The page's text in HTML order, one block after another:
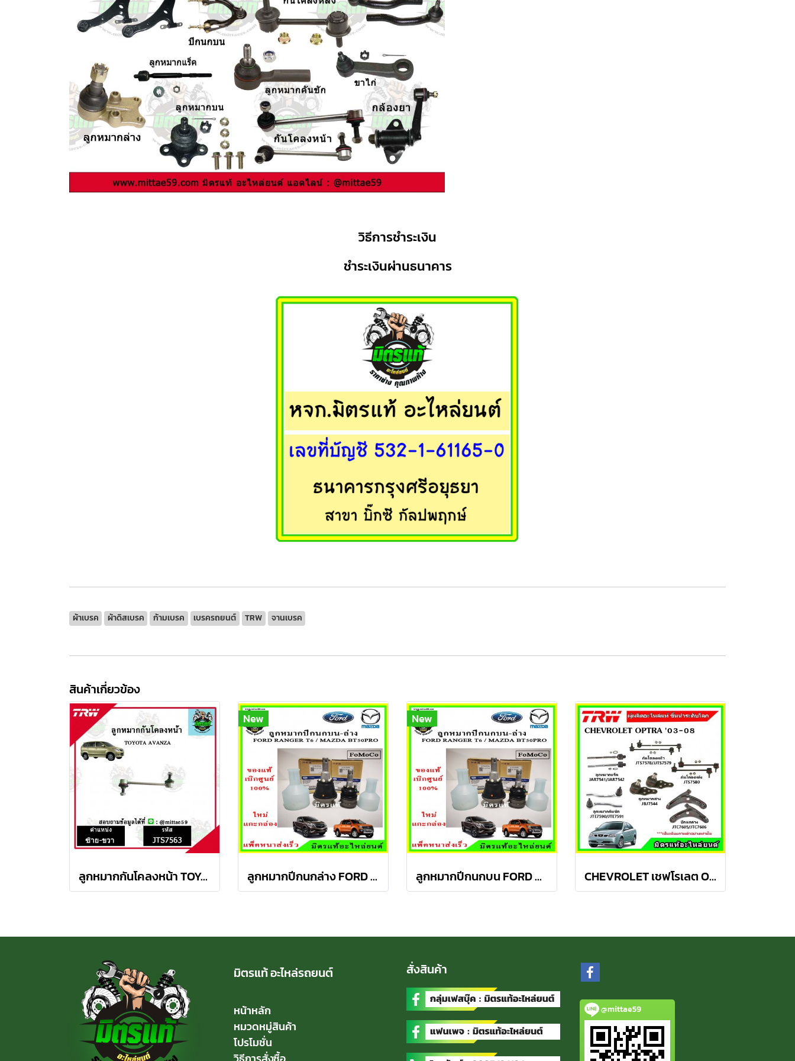
วิธีการชำระเงิน
ชำระเงินผ่านธนาคาร
ผ้าเบรค ผ้าดิสเบรค ก้ามเบรค เบรครถยนต์ TRW จานเบรค
สินค้าเกี่ยวข้อง
ลูกหมากกันโคลงหน้า TOYOTA AVANZA อเวนซ่า ปี 04-11ชุดช่วงล่าง TRW ราคาต่อคู่
New
ลูกหมากปีกนกล่าง FORD Ranger T6 / MAZDA BT50 PRO 2WD , 4WD
New
ลูกหมากปีกนกบน FORD Ranger T6 / MAZDA BT50 PRO 2WD , 4WD CHEVROLET เชฟโรเลต OPTRA ปี 03-08 ชุดช่วงล่าง TRW
มิตรแท้ อะไหล่รถยนต์
หน้าหลัก
หมวดหมู่สินค้า
โปรโมชั่น
สั่งสินค้า
@mittae59